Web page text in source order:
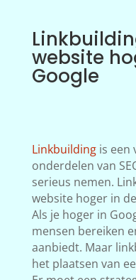
website
Google
Linkbuildingis een
onderdelen van
serieus nemen.
website hoger in
Als je hoger in
mensen bereiken
aanbiedt. Maar
het plaatsen van